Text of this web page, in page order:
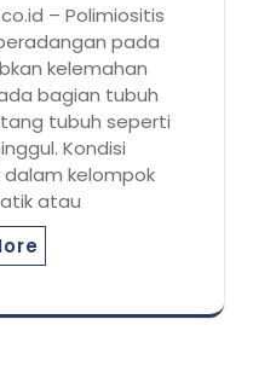
– Polimiositis
pada
kelemahan
bagian tubuh
tubuh seperti
Kondisi
kelompok
atau